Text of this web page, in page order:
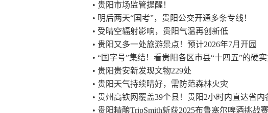
• 贵阳市场监管提醒！
• 明后两天“国考”，贵阳公交开通多条专线！
• 受晴空辐射影响，贵阳气温再创新低
• 贵阳又多一处旅游景点！预计2026年7月开园
• “国字号”集结！看贵阳各区市县“十四五”的硬
• 贵阳贵安新发现文物229处
• 贵阳天气持续晴好，需防范森林火灾
• 贵州高铁网覆盖39个县！贵阳2小时内直达省内
• 贵阳精酿TripSmith斩获2025布鲁塞尔啤酒挑战